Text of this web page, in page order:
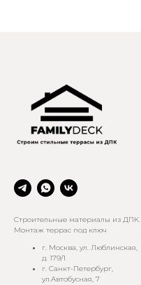
Строительные материалы из ДПК.
Монтаж террас под ключ
г. Москва, ул. Люблинская,
д. 179/1
г. Санкт-Петербург,
ул.Автобусная, 7